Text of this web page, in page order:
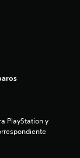
PlayStation y